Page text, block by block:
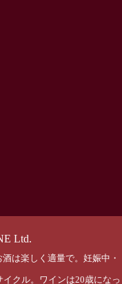
Ltd.
は楽しく適量で。妊娠中・
クル。ワインは20歳になっ